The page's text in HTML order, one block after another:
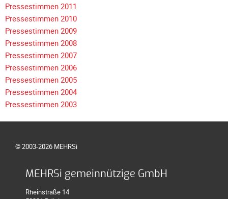
Pressestimmen 2011
Pressestimmen 2010
Pressestimmen 2009
Pressestimmen 2008
Pressestimmen 2007
Pressestimmen 2006
Pressestimmen 2005
Pressestimmen 2004
Pressestimmen 2003
© 2003-2026 MEHRSi
MEHRSi gemeinnützige GmbH
Rheinstraße 14